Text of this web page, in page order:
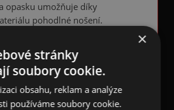
opasku umožňuje díky
pohodlné nošení.
Y, vpředu s 2 kovovými žabkami
a vsadkou z eko kůže.
elastan, magnetický kov
×
stránky
soubory cookie.
obsahu, reklam a analýze
používáme soubory cookie.